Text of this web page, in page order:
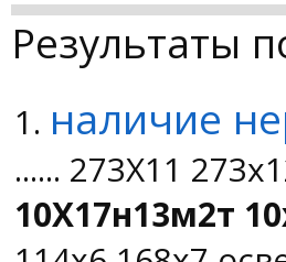
Результаты
1. наличие
...... 273Х11
10Х17н13м2т